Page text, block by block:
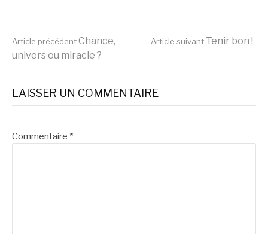
Lire
la
suite
Article précédentChance,
univers ou miracle ?
Article suivant Tenir bon !
LAISSER UN COMMENTAIRE
Commentaire *